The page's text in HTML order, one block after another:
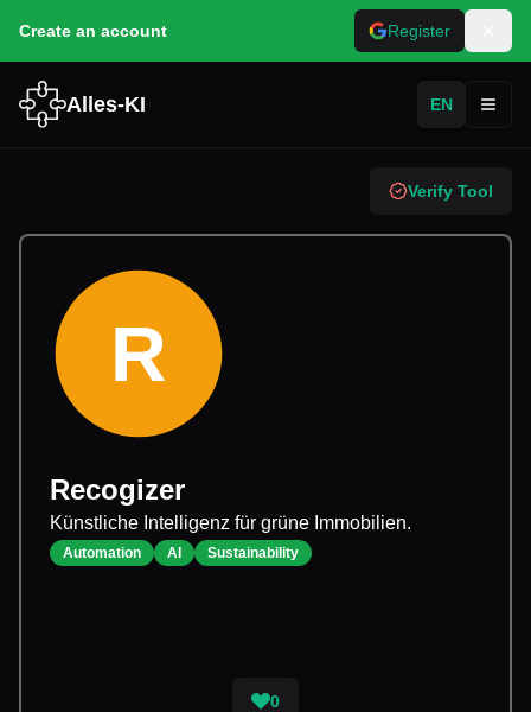
Create an account Register
Alles-KI EN
Verify Tool
R
Recogizer
Künstliche Intelligenz für grüne Immobilien.
Automation AI Sustainability
0